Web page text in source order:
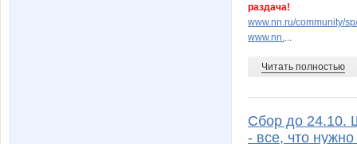
раздача!
www.nn.ru/community/
www.nn.
Читать полностью
Сбор до 24.10.
- все, что